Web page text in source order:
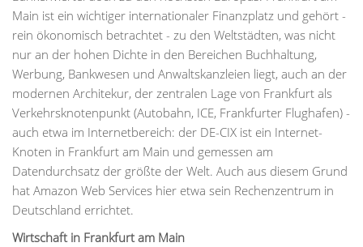
Main ist ein wichtiger internationaler Finanzplatz und gehört -
rein ökonomisch betrachtet - zu den Weltstädten, was nicht
nur an der hohen Dichte in den Bereichen Buchhaltung,
Werbung, Bankwesen und Anwaltskanzleien liegt, auch an der
modernen Architekur, der zentralen Lage von Frankfurt als
Verkehrsknotenpunkt (Autobahn, ICE, Frankfurter Flughafen) -
auch etwa im Internetbereich: der DE-CIX ist ein Internet-
Knoten in Frankfurt am Main und gemessen am
Datendurchsatz der größte der Welt. Auch aus diesem Grund
hat Amazon Web Services hier etwa sein Rechenzentrum in
Deutschland errichtet.
Wirtschaft in Frankfurt am Main